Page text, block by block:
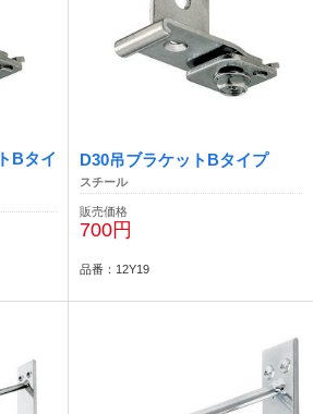
Bタイ
D30吊ブラケットBタイプ
スチール
販売価格
700円
品番：12Y19